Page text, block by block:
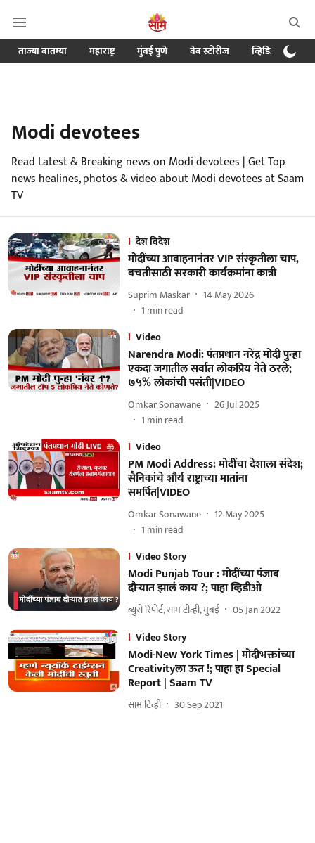
ताज्या बातम्या महाराष्ट्र मुंबई पुणे वेब स्टोरीज व्हिडिओ
Modi devotees
Read Latest & Breaking news on Modi devotees | Get Top
news healines, photos & video about Modi devotees at Saam
TV
देश विदेश
मोदींच्या आवाहनानंतर VIP संस्कृतीला चाप,
बचतीसाठी सरकारी कार्यक्रमांना कात्री
Suprim Maskar
14 May 2026
1 min read
Video
Narendra Modi: पंतप्रधान नरेंद्र मोदी पुन्हा
एकदा जगातील सर्वात लोकप्रिय नेते ठरले;
७५% लोकांची पसंती|VIDEO
Omkar Sonawane
26 Jul 2025
1 min read
Video
PM Modi Address: मोदींचा देशाला संदेश;
सैनिकांचे शौर्य राष्ट्राच्या मातांना
समर्पित|VIDEO
Omkar Sonawane
12 May 2025
1 min read
Video Story
Modi Punjab Tour : मोदींच्या पंजाब
दौऱ्यात झालं काय ?; पाहा व्हिडीओ
ब्युरो रिपोर्ट, साम टीव्ही, मुंबई
05 Jan 2022
Video Story
Modi-New York Times | मोदीभक्तांच्या
Creativityला ऊत !; पाहा हा Special
Report | Saam TV
साम टिव्ही 30 Sep 2021